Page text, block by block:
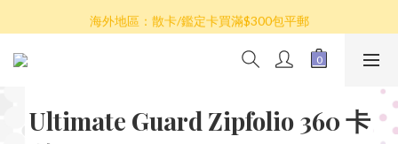
散卡買滿$100包平郵，全部產品買滿$800包順豐(香港境內)
海外地區：散卡/鑑定卡買滿$300包平郵
澳門/台灣/新加坡/馬來西亞/韓國可選擇以順豐到付發貨
Ultimate Guard Zipfolio 360 卡